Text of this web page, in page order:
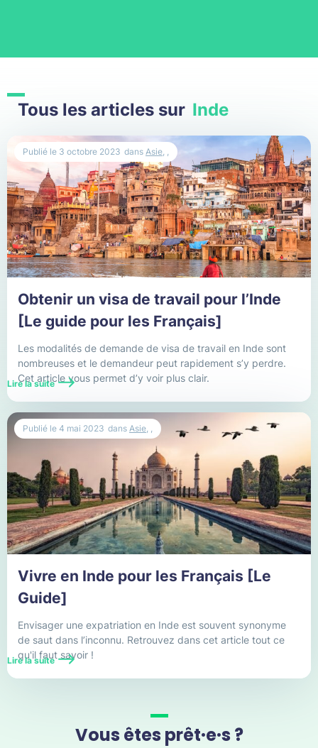
Costa Rica
Cuba
Danemark
Émirats Arabes Unis
Europe
Expatriation
Expatriation Dubaï
Expatriation Miami
Expatriation New York
Expatriation USA
France
Grèce
Hong Kong
Ile Maurice
Tous les articles sur Inde
Obtenir un visa de travail pour l’Inde
[Le guide pour les Français]
Les modalités de demande de visa de travail en Inde sont
nombreuses et le demandeur peut rapidement s’y perdre.
Cet article vous permet d’y voir plus clair.
Lire la suite
Publié le 3 octobre 2023 dans Asie, ,
Vivre en Inde pour les Français [Le
Guide]
Envisager une expatriation en Inde est souvent synonyme
de saut dans l’inconnu. Retrouvez dans cet article tout ce
qu'il faut savoir !
Lire la suite
Publié le 4 mai 2023 dans Asie, ,
Vous êtes prêt·e·s ?